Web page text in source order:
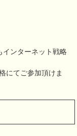
インターネット戦略
にてご参加頂けま